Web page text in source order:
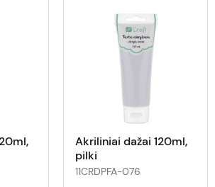
Akriliniai dažai 120ml,
pilki
11CRDPFA-076